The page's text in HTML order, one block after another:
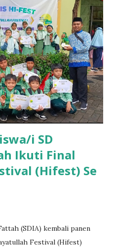
i SD
Ikuti Final
(Hifest) Se
(SDIA) kembali panen
Festival (Hifest)